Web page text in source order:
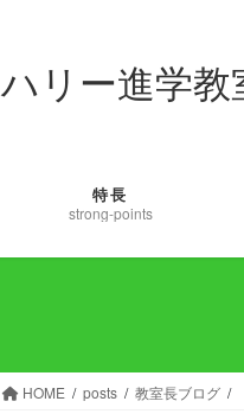
ハリー進学
特長
strong-points
HOME posts 教室長ブログ